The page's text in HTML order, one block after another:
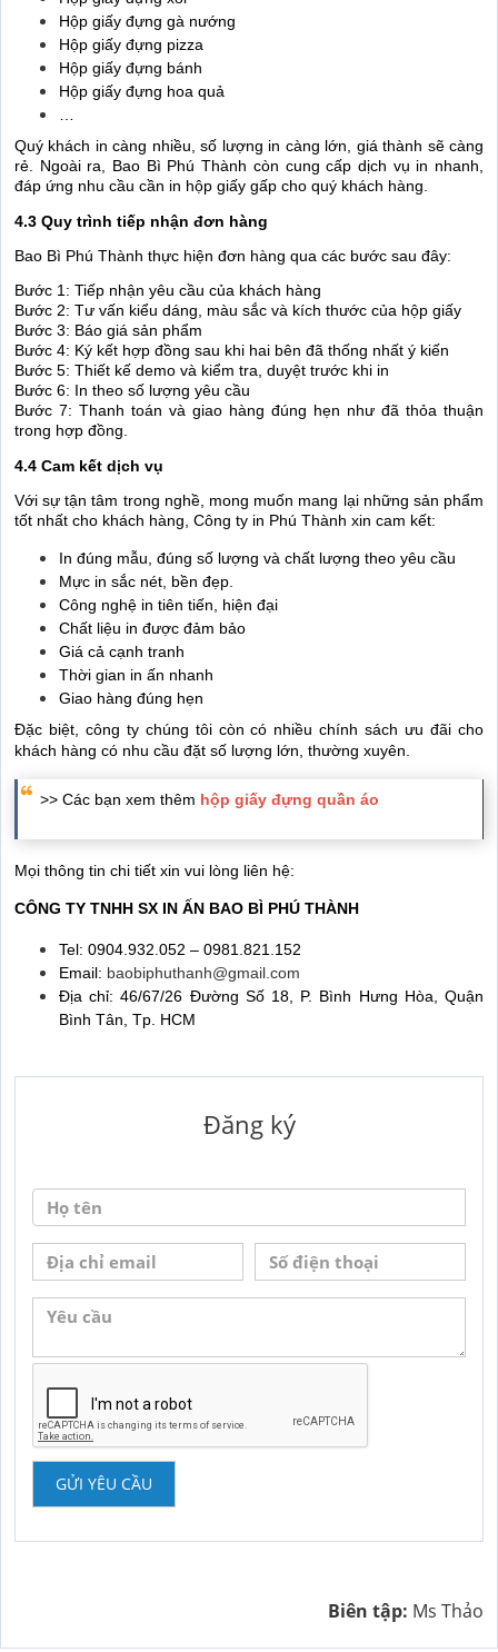
Hộp giấy đựng gà nướng
Hộp giấy đựng pizza
Hộp giấy đựng bánh
Hộp giấy đựng hoa quả
Quý khách in càng nhiều, số lượng in càng lớn, giá thành sẽ càng
rẻ. Ngoài ra, Bao Bì Phú Thành còn cung cấp dịch vụ in nhanh,
đáp ứng nhu cầu cần in hộp giấy gấp cho quý khách hàng.
4.3 Quy trình tiếp nhận đơn hàng
Bao Bì Phú Thành thực hiện đơn hàng qua các bước sau đây:
Bước 1: Tiếp nhận yêu cầu của khách hàng
Bước 2: Tư vấn kiểu dáng, màu sắc và kích thước của hộp giấy
Bước 3: Báo giá sản phẩm
Bước 4: Ký kết hợp đồng sau khi hai bên đã thống nhất ý kiến
Bước 5: Thiết kế demo và kiểm tra, duyệt trước khi in
Bước 6: In theo số lượng yêu cầu
Bước 7: Thanh toán và giao hàng đúng hẹn như đã thỏa thuận
trong hợp đồng.
4.4 Cam kết dịch vụ
Với sự tận tâm trong nghề, mong muốn mang lại những sản phẩm
tốt nhất cho khách hàng, Công ty in Phú Thành xin cam kết:
In đúng mẫu, đúng số lượng và chất lượng theo yêu cầu
Mực in sắc nét, bền đẹp.
Công nghệ in tiên tiến, hiện đại
Chất liệu in được đảm bảo
Giá cả cạnh tranh
Thời gian in ấn nhanh
Giao hàng đúng hẹn
Đặc biệt, công ty chúng tôi còn có nhiều chính sách ưu đãi cho
khách hàng có nhu cầu đặt số lượng lớn, thường xuyên.
>> Các bạn xem thêm hộp giấy đựng quần áo
Mọi thông tin chi tiết xin vui lòng liên hệ:
CÔNG TY TNHH SX IN ẤN BAO BÌ PHÚ THÀNH
Tel: 0904.932.052 – 0981.821.152
Email: baobiphuthanh@gmail.com
Địa chỉ: 46/67/26 Đường Số 18, P. Bình Hưng Hòa, Quận
Bình Tân, Tp. HCM
Đăng ký
GỬI YÊU CẦU
Biên tập: Ms Thảo